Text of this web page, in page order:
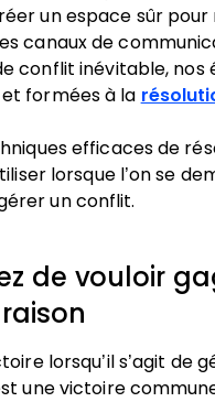
un espace sûr pour
canaux de
conflit inévitable, nos
formées à la
efficaces de
lorsque l’on se
un conflit.
de vouloir
lorsqu’il s’agit de
une victoire